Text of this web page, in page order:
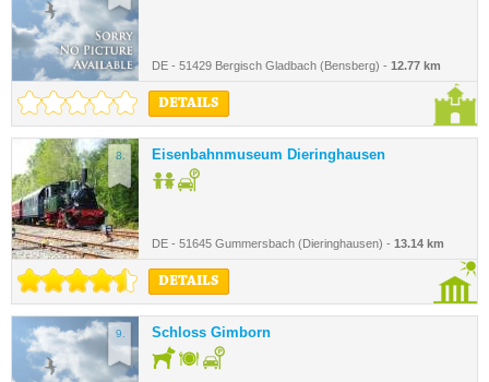
DE - 51429 Bergisch Gladbach (Bensberg) - 12.77 km
DETAILS
8. Eisenbahnmuseum Dieringhausen
DE - 51645 Gummersbach (Dieringhausen) - 13.14 km
DETAILS
9. Schloss Gimborn